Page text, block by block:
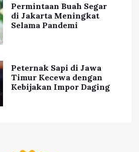
Permintaan Buah Segar
di Jakarta Meningkat
Selama Pandemi
Peternak Sapi di Jawa
Timur Kecewa dengan
Kebijakan Impor Daging